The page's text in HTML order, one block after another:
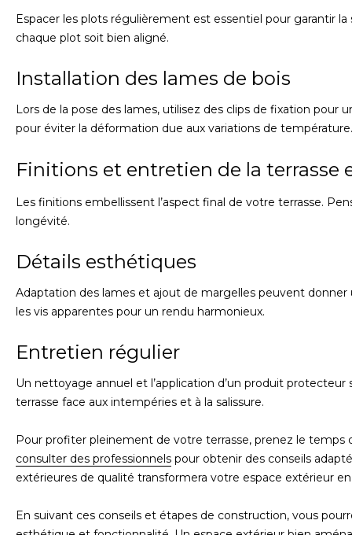
Espacer les plots régulièrement est essentiel pour garantir
chaque plot soit bien aligné.
Installation des lames de bois
Lors de la pose des lames, utilisez des clips de fixation pour
pour éviter la déformation due aux variations de température.
Finitions et entretien de la terrasse
Les finitions embellissent l’aspect final de votre terrasse.
longévité.
Détails esthétiques
Adaptation des lames et ajout de margelles peuvent
les vis apparentes pour un rendu harmonieux.
Entretien régulier
Un nettoyage annuel et l’application d’un produit protecteur
terrasse face aux intempéries et à la salissure.
Pour profiter pleinement de votre terrasse, prenez le temps
consulter des professionnels pour obtenir des conseils
extérieures de qualité transformera votre espace extérieur
En suivant ces conseils et étapes de construction, vous